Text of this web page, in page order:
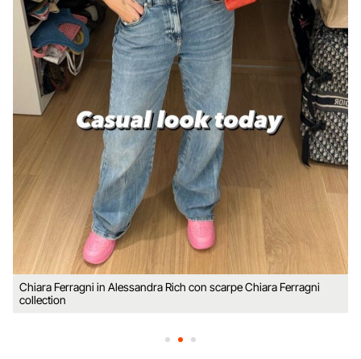
Chiara Ferragni in Alessandra Rich con scarpe Chiara Ferragni
collection